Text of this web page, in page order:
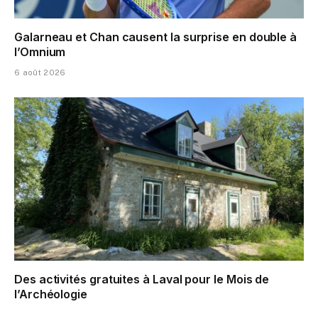
Galarneau et Chan causent la surprise en double à
l’Omnium
6 août 2026
Des activités gratuites à Laval pour le Mois de
l’Archéologie